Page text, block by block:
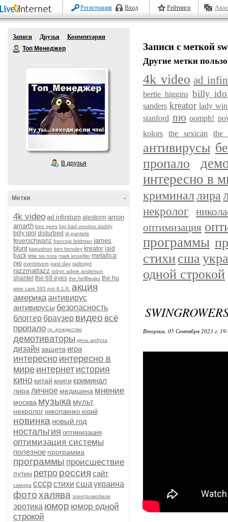
Регистрация Вход Рейтинги
Записи Друзья
Комментарии
Топ Менеджер
В друзья
-
Метки
4k video ad infinitum alestorm amon
amarth bee gees big bad voodoo daddy
billy idol disturbed dj pantelis
feuerschwanz francois feldman james
blunt kapushon ken hensley kreator laid
back little sis nora mark knopfler metallica
nю overdrivers past day radiogpt
razzmattazz robyn adele anderson
shantel the 69 eyes the hellfreaks the hu
wise care 365 pro 6.1.8. акция
америкаантивирус
антивирусы безопасность
блоггер браузер видео всё
пропало гр. рождество
демотиваторы день арбуза
дизайн защита игра
интересно интересно в
мире интернет история
кино китай книги криминал
лира личное медицина мнение
москва музыка мульт
некролог николаенко юрий
новинка новый год
ностальгия оптимизация
оптимизация системы
полезное программа
программы происшествие
путин ретро россия сайт
самора сссрстихи сшаукраина
фотохалява электромобили
эротика юмор юмор одной
строкой
Записи с меткой
Другие метки
4k video ad
bertie higgins billy
sanders kreator lady
stanford nю oomph!
kolors
the sexican the
антивирусы
пропало
интересно в
криминаллира
некролог
оптимизация
программы
стихисша
одной строкой
Вторник, 05 Сентября 2023 г.